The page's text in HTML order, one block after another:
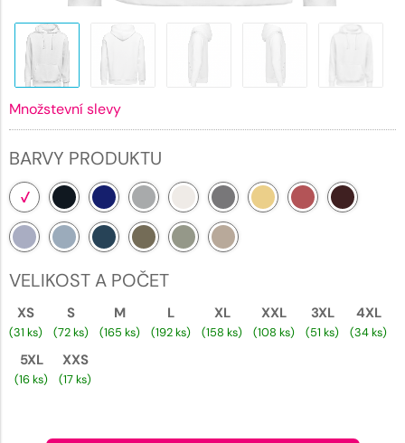
Množstevní slevy
BARVY PRODUKTU
VELIKOST A POČET
XS
(31 ks)
S
(72 ks)
M
(165 ks)
L
(192 ks)
XL
(158 ks)
XXL
(108 ks)
3XL
(51 ks)
4XL
(34 ks)
5XL
(16 ks)
XXS
(17 ks)